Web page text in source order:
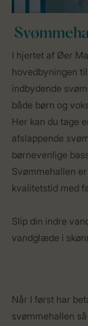
I hjertet af Øer
hovedbyningen
indbydende
både børn og
Her kan du tage
afslappende
børnevenlige
Svømmehallen
kvalitetstid med
Slip din indre
vandglæde i
Når I først har
svømmehallen